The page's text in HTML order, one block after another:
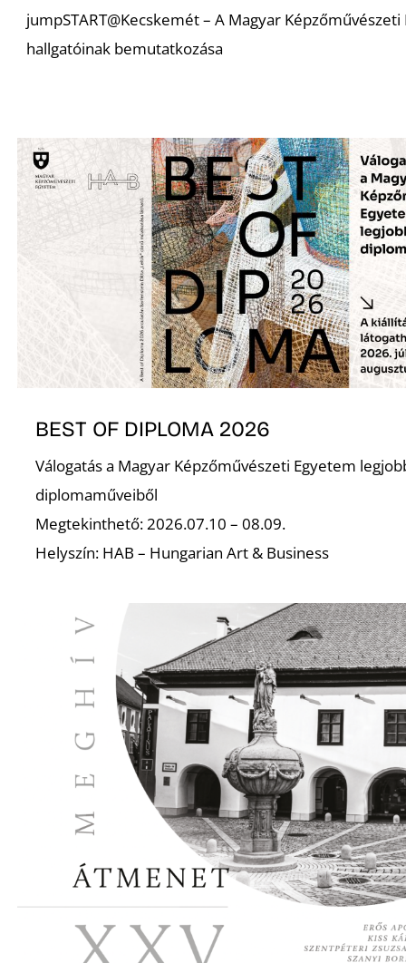
jumpSTART@Kecskemét – A Magyar
hallgatóinak bemutatkozása
BEST OF DIPLOMA 2026
Válogatás a Magyar Képzőművészeti Egyetem
diplomaműveiből
Megtekinthető: 2026.07.10 – 08.09.
Helyszín: HAB – Hungarian Art & Business